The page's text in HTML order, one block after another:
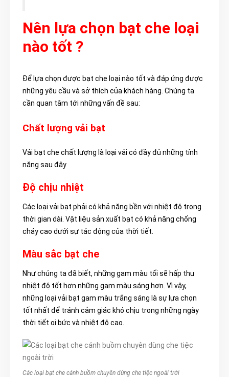
Nên lựa chọn bạt che loại
nào tốt ?
Để lựa chọn được bạt che loại nào tốt và đáp ứng được
những yêu cầu và sở thích của khách hàng. Chúng ta
cần quan tâm tới những vấn đề sau:
Chất lượng vải bạt
Vải bạt che chất lượng là loại vải có đầy đủ những tính
năng sau đây
Độ chịu nhiệt
Các loại vải bạt phải có khả năng bền với nhiệt độ trong
thời gian dài. Vật liệu sản xuất bạt có khả năng chống
cháy cao dưới sự tác động của thời tiết.
Màu sắc bạt che
Như chúng ta đã biết, những gam màu tối sẽ hấp thu
nhiệt độ tốt hơn những gam màu sáng hơn. Vì vậy,
những loại vải bạt gam màu trắng sáng là sự lựa chọn
tốt nhất để tránh cảm giác khó chịu trong những ngày
thời tiết oi bức và nhiệt độ cao.
Các loại bạt che cánh buồm chuyên dùng che tiệc ngoài trời